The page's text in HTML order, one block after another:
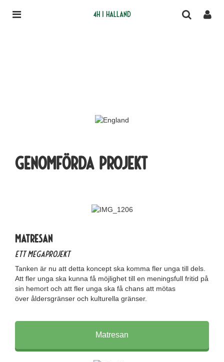
4H i Halland
Genomförda projekt
Matresan
Ett megaprojekt
Tanken är nu att detta koncept ska komma fler unga till dels.
Att fler unga ska kunna få möjlighet till en meningsfull fritid på
sin hemort och att fler unga ska få chans att mötas
över åldersgränser och kulturella gränser.
Matresan